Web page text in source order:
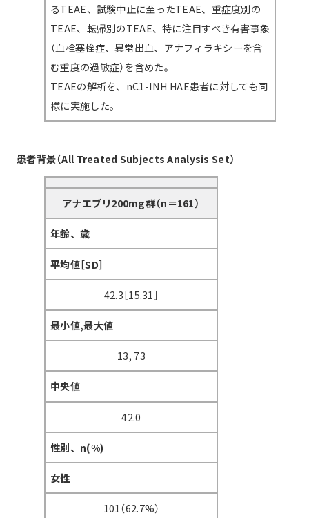
るTEAE、試験中止に至ったTEAE、重症度別の
TEAE、転帰別のTEAE、特に注目すべき有害事象
（血栓塞栓症、異常出血、アナフィラキシーを含
む重度の過敏症）を含めた。
TEAEの解析を、nC1-INH HAE患者に対しても同
様に実施した。
患者背景（All Treated Subjects Analysis Set）
アナエブリ200mg群（n＝161）
年齢、歳
平均値［SD］
42.3［15.31］
最小値,最大値
13, 73
中央値
42.0
性別、n(%)
女性
101（62.7%）